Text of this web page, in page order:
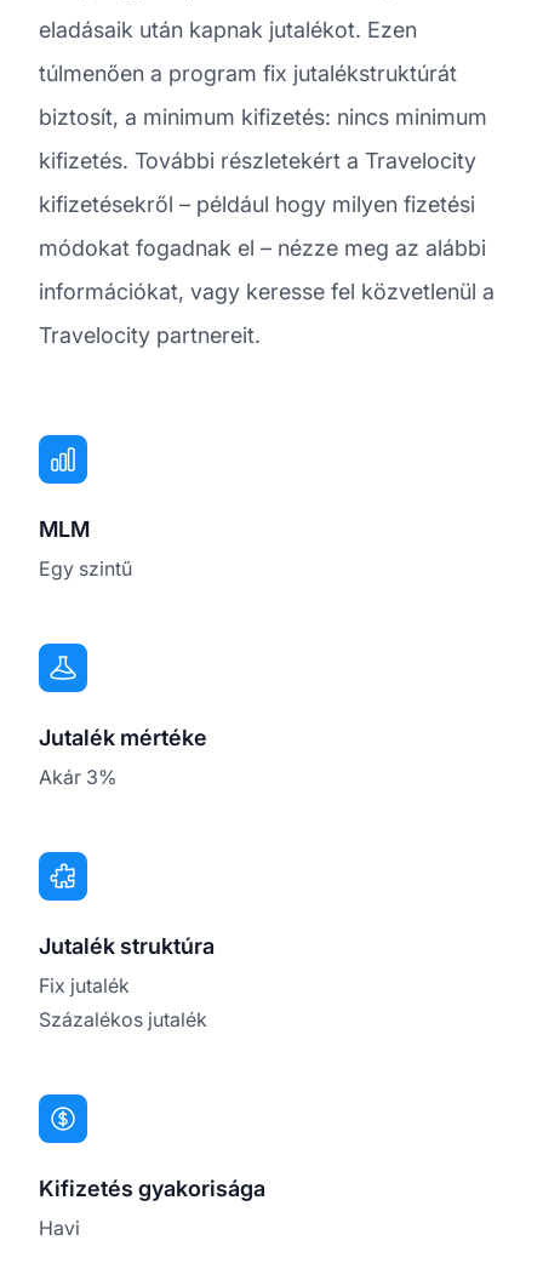
eladásaik után kapnak jutalékot. Ezen
túlmenően a program fix jutalékstruktúrát
biztosít, a minimum kifizetés: nincs minimum
kifizetés. További részletekért a Travelocity
kifizetésekről – például hogy milyen fizetési
módokat fogadnak el – nézze meg az alábbi
információkat, vagy keresse fel közvetlenül a
Travelocity partnereit.
MLM
Egy szintű
Jutalék mértéke
Akár 3%
Jutalék struktúra
Fix jutalék
Százalékos jutalék
Kifizetés gyakorisága
Havi